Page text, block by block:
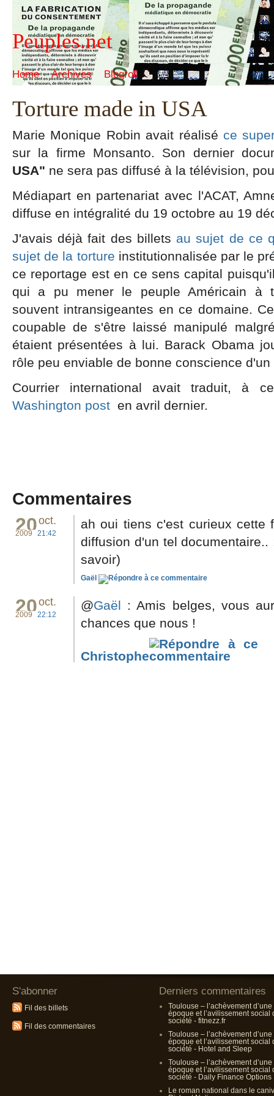
Peuples.net
Home Archives Blogroll
Torture made in USA
Marie Monique Robin avait réalisé ce
sur la firme Monsanto. Son dernier
USA" ne sera pas diffusé à la télévision,
Médiapart en partenariat avec l'ACAT,
diffuse en intégralité du 19 octobre au 19
J'avais déjà fait des billets au sujet de ce
sujet de la torture institutionnalisée par le
ce reportage est en ce sens capital
qui a pu mener le peuple Américain à
souvent intransigeantes en ce domaine.
coupable de s'être laissé manipulé
étaient présentées à lui. Barack Obama
rôle peu enviable de bonne conscience
Courrier international avait traduit, à
Washington post en avril dernier.
Commentaires
20oct.
2009 21:42
ah oui tiens c'est curieux cette
diffusion d'un tel
savoir)
Gaël
20oct.
2009 22:12
@Gaël : Amis belges, vous
chances que nous !
Christophe
S'abonner
Fil des billets
Fil des commentaires
Derniers commentaires
Toulouse – l’achèvement d’une
époque et l’avilissement social
société - fitnezz.fr
Toulouse – l’achèvement d’une
époque et l’avilissement social
société - Hotel and Sleep
Toulouse – l’achèvement d’une
époque et l’avilissement social
société - Daily Finance Options
Le roman national dans le